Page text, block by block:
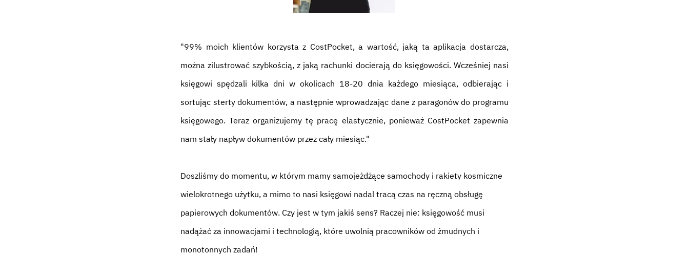
"99% moich klientów korzysta z CostPocket, a wartość, jaką ta aplikacja dostarcza,
można zilustrować szybkością, z jaką rachunki docierają do księgowości. Wcześniej nasi
księgowi spędzali kilka dni w okolicach 18-20 dnia każdego miesiąca, odbierając i
sortując sterty dokumentów, a następnie wprowadzając dane z paragonów do programu
księgowego. Teraz organizujemy tę pracę elastycznie, ponieważ CostPocket zapewnia
nam stały napływ dokumentów przez cały miesiąc."
Doszliśmy do momentu, w którym mamy samojeżdżące samochody i rakiety kosmiczne
wielokrotnego użytku, a mimo to nasi księgowi nadal tracą czas na ręczną obsługę
papierowych dokumentów. Czy jest w tym jakiś sens? Raczej nie: księgowość musi
nadążać za innowacjami i technologią, które uwolnią pracowników od żmudnych i
monotonnych zadań!